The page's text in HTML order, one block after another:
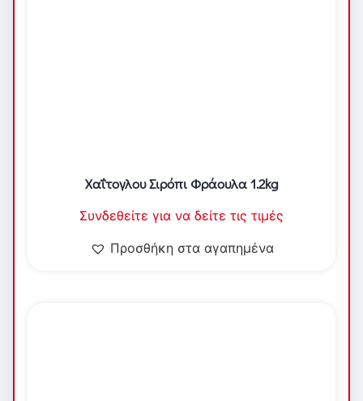
Χαΐτογλου Σιρόπι Φράουλα 1.2kg
Συνδεθείτε για να δείτε τις τιμές
Προσθήκη στα αγαπημένα